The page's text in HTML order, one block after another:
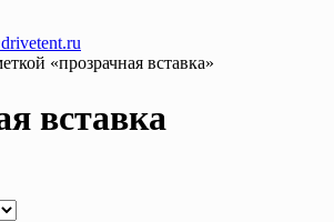
«прозрачная вставка»
вставка